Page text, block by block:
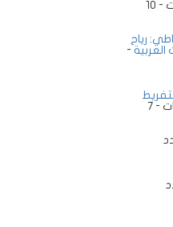
10
رياح
-
- 7